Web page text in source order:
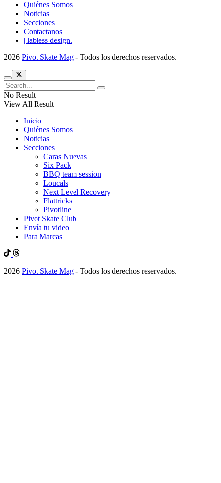
Quiénes Somos
Noticias
Secciones
Contactanos
| labless design.
2026 Pivot Skate Mag - Todos los derechos reservados.
No Result
View All Result
Inicio
Quiénes Somos
Noticias
Secciones
Caras Nuevas
Six Pack
BBQ team session
Loucals
Next Level Recovery
Flattricks
Pivotline
Pivot Skate Club
Envía tu video
Para Marcas
2026 Pivot Skate Mag - Todos los derechos reservados.